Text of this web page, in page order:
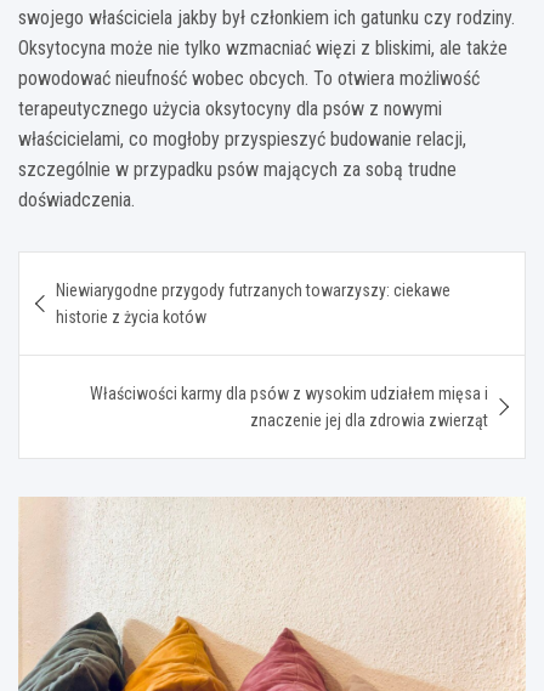
swojego właściciela jakby był członkiem ich gatunku czy rodziny.
Oksytocyna może nie tylko wzmacniać więzi z bliskimi, ale także
powodować nieufność wobec obcych. To otwiera możliwość
terapeutycznego użycia oksytocyny dla psów z nowymi
właścicielami, co mogłoby przyspieszyć budowanie relacji,
szczególnie w przypadku psów mających za sobą trudne
doświadczenia.
wpisu
Niewiarygodne przygody futrzanych towarzyszy: ciekawe
historie z życia kotów
Właściwości karmy dla psów z wysokim udziałem mięsa i
znaczenie jej dla zdrowia zwierząt